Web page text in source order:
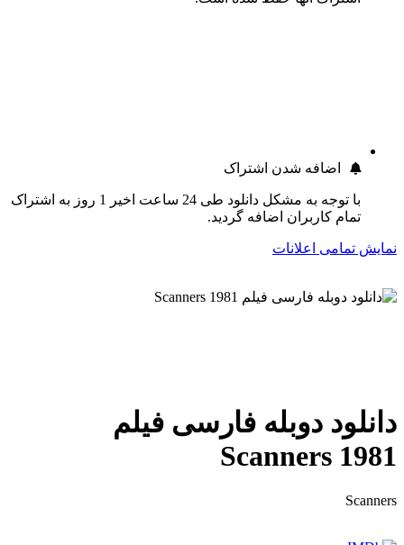
اضافه شدن اشتراک
با توجه به مشکل دانلود طی 24 ساعت اخیر 1 روز به اشتراک
تمام کاربران اضافه گردید.
نمایش تمامی اعلانات
دانلود دوبله فارسی فیلم
Scanners 1981
Scanners